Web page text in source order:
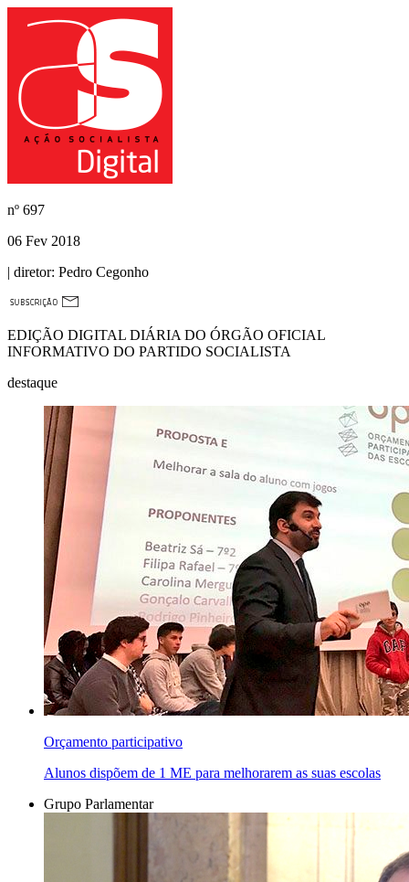
nº 697
06 Fev 2018
| diretor: Pedro Cegonho
EDIÇÃO DIGITAL DIÁRIA DO ÓRGÃO OFICIAL
INFORMATIVO DO PARTIDO SOCIALISTA
destaque
Orçamento participativo
Alunos dispõem de 1 ME para melhorarem as suas escolas
Grupo Parlamentar